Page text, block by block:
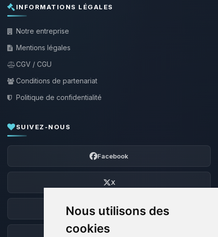
Nous utilisons des
cookies
INFORMATIONS LÉGALES
Notre entreprise
Mentions légales
CGV / CGU
Conditions de partenariat
Politique de confidentialité
SUIVEZ-NOUS
Facebook
X
Discord
Forum